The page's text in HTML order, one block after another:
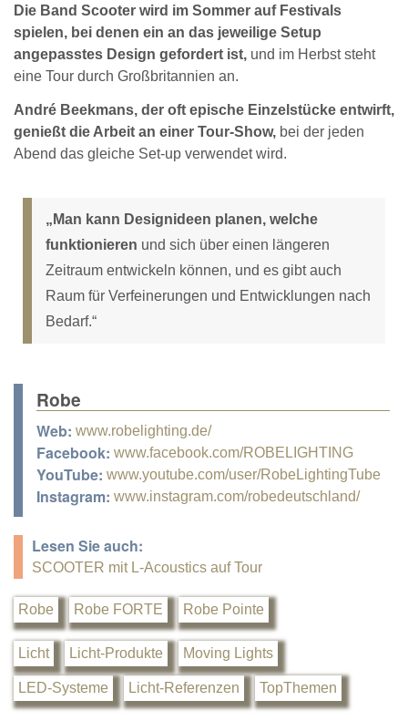
Die Band Scooter wird im Sommer auf Festivals
spielen, bei denen ein an das jeweilige Setup
angepasstes Design gefordert ist, und im Herbst steht
eine Tour durch Großbritannien an.
André Beekmans, der oft epische Einzelstücke entwirft,
genießt die Arbeit an einer Tour-Show, bei der jeden
Abend das gleiche Set-up verwendet wird.
„Man kann Designideen planen, welche
funktionieren und sich über einen längeren
Zeitraum entwickeln können, und es gibt auch
Raum für Verfeinerungen und Entwicklungen nach
Bedarf.“
Robe
Web: www.robelighting.de/
Facebook: www.facebook.com/ROBELIGHTING
YouTube: www.youtube.com/user/RobeLightingTube
Instagram: www.instagram.com/robedeutschland/
Lesen Sie auch:
SCOOTER mit L-Acoustics auf Tour
Robe Robe FORTE Robe Pointe
Licht Licht-Produkte Moving Lights
LED-Systeme Licht-Referenzen TopThemen